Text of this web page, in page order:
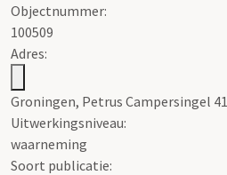
Objectnummer:
100509
Adres:
Groningen, Petrus Campersingel 41
Uitwerkingsniveau:
waarneming
Soort publicatie: